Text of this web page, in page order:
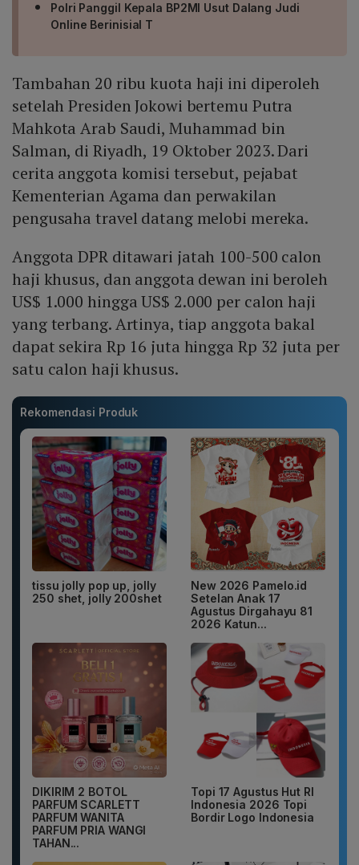
Polri Panggil Kepala BP2MI Usut Dalang Judi
Online Berinisial T
Tambahan 20 ribu kuota haji ini diperoleh
setelah Presiden Jokowi bertemu Putra
Mahkota Arab Saudi, Muhammad bin
Salman, di Riyadh, 19 Oktober 2023. Dari
cerita anggota komisi tersebut, pejabat
Kementerian Agama dan perwakilan
pengusaha travel datang melobi mereka.
Anggota DPR ditawari jatah 100-500 calon
haji khusus, dan anggota dewan ini beroleh
US$ 1.000 hingga US$ 2.000 per calon haji
yang terbang. Artinya, tiap anggota bakal
dapat sekira Rp 16 juta hingga Rp 32 juta per
satu calon haji khusus.
Rekomendasi Produk
tissu jolly pop up, jolly
250 shet, jolly 200shet
New 2026 Pamelo.id
Setelan Anak 17
Agustus Dirgahayu 81
2026 Katun...
DIKIRIM 2 BOTOL
PARFUM SCARLETT
PARFUM WANITA
PARFUM PRIA WANGI
TAHAN...
Topi 17 Agustus Hut RI
Indonesia 2026 Topi
Bordir Logo Indonesia